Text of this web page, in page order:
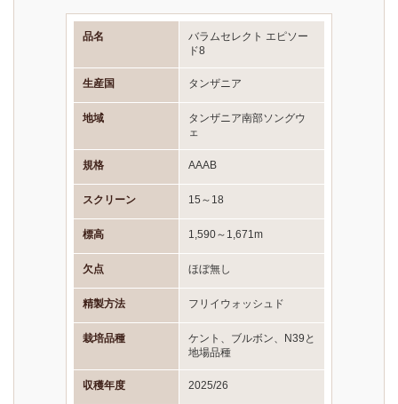
品名
バラムセレクト エピソー
ド8
生産国 タンザニア
地域
タンザニア南部ソングウ
ェ
規格 AAAB
スクリーン 15～18
標高 1,590～1,671m
欠点 ほぼ無し
精製方法 フリイウォッシュド
栽培品種
ケント、ブルボン、N39と
地場品種
収穫年度 2025/26